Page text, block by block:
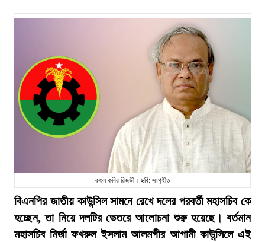
রুহুল কবির রিজভী। ছবি: সংগৃহীত
বিএনপির জাতীয় কাউন্সিল সামনে রেখে দলের পরবর্তী মহাসচিব কে
হচ্ছেন, তা নিয়ে দলটির ভেতরে আলোচনা শুরু হয়েছে। বর্তমান
মহাসচিব মির্জা ফখরুল ইসলাম আলমগীর আগামী কাউন্সিলে এই